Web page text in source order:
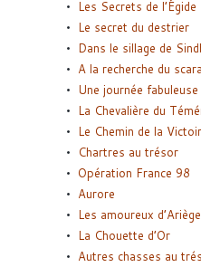
Les Secrets de l’Égide
Le secret du destrier
Dans le sillage de
A la recherche du
Une journée fabuleuse
La Chevalière du
Le Chemin de la
Chartres au trésor
Opération France 98
Aurore
Les amoureux d’Ariège
La Chouette d’Or
Autres chasses au